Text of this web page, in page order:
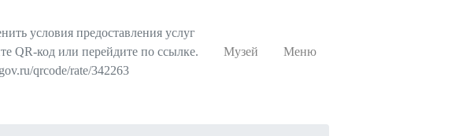
условия предоставления услуг
QR-код или перейдите по ссылке.
qrcode/rate/342263
Музей Меню